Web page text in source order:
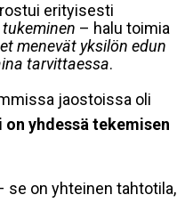
erityisesti
– halu toimia
menevät yksilön edun
tarvittaessa.
jaostoissa oli
on yhdessä tekemisen
se on yhteinen tahtotila,